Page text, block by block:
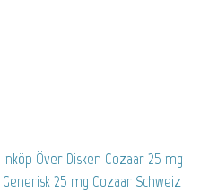
Inköp Över Disken Cozaar 25 mg
Generisk 25 mg Cozaar Schweiz